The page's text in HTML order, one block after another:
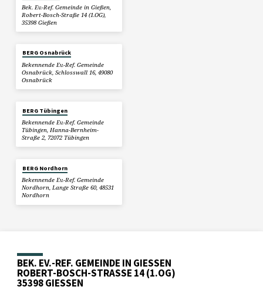
Bek. Ev.-Ref. Gemeinde in Gießen,
Robert-Bosch-Straße 14 (1.OG),
35398 Gießen
BERG Osnabrück
Bekennende Ev.-Ref. Gemeinde
Osnabrück, Schlosswall 16, 49080
Osnabrück
BERG Tübingen
Bekennende Ev.-Ref. Gemeinde
Tübingen, Hanna-Bernheim-
Straße 2, 72072 Tübingen
BERG Nordhorn
Bekennende Ev.-Ref. Gemeinde
Nordhorn, Lange Straße 60, 48531
Nordhorn
BEK. EV.-REF. GEMEINDE IN GIESSEN
ROBERT-BOSCH-STRASSE 14 (1.OG)
35398 GIESSEN